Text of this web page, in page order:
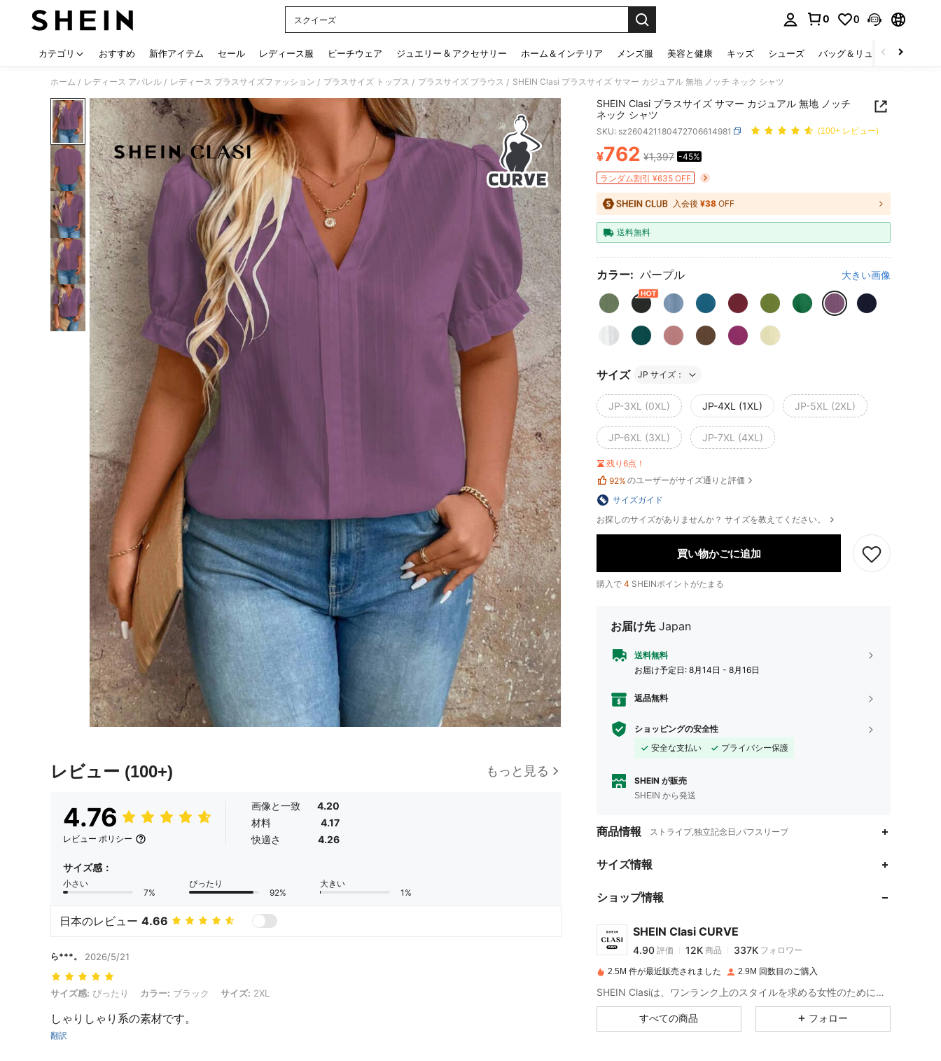
スクイーズ
0 0
カテゴリ おすすめ 新作アイテム セール レディース服 ビーチウェア ジュエリー & アクセサリー ホーム＆インテリア メンズ服 美容と健康 キッズ シューズ バッグ＆リュック
ホーム / レディース アパレル / レディース プラスサイズファッション / プラスサイズ トップス / プラスサイズ ブラウス / SHEIN Clasi プラスサイズ サマー カジュアル 無地 ノッチ ネック シャツ
レビュー (100+) もっと見る
4.76
レビュー ポリシー
画像と一致
4.20
材料
4.17
快適さ
4.26
サイズ感：
小さい
7%
ぴったり
92%
大きい
1%
日本のレビュー 4.66
ら***。 2026/5/21
サイズ感: ぴったり, カラー: ブラック, サイズ: 2XL
サイズ感: ぴったり カラー: ブラック サイズ: 2XL
しゃりしゃり系の素材です。
翻訳
SHEIN Clasi プラスサイズ サマー カジュアル 無地 ノッチ
ネック シャツ
SKU: sz260421180472706614981 (100+ レビュー)
PRICE AND AVAILABILITY
¥762 ¥1,397 -45%
ランダム割引 ¥635 OFF
入会後 ¥38 OFF
送料無料
カラー: パープル 大きい画像
サイズ JP サイズ：
JP-3XL (0XL) JP-4XL (1XL) JP-5XL (2XL)
JP-6XL (3XL) JP-7XL (4XL)
残り6点！
92% のユーザーがサイズ通りと評価
サイズガイド
お探しのサイズがありませんか？ サイズを教えてください。
買い物かごに追加
購入で 4 SHEINポイントがたまる
お届け先 Japan
送料無料
お届け予定日: 8月14日 - 8月16日
返品無料
ショッピングの安全性
安全な支払い
プライバシー保護
SHEIN が販売
SHEIN から発送
商品情報 ストライプ,独立記念日,パフスリーブ
サイズ情報
ショップ情報
SHEIN Clasi CURVE
4.90
4.90
k***0 は1日前に購入しました
4.90 12K
2.5M 件が最近販売されました 2.9M 回数目のご購入
SHEIN Clasiは、ワンランク上のスタイルを求める女性のために、エフォートレスでシックなアイテムをデザインしています。
すべての商品 フォロー